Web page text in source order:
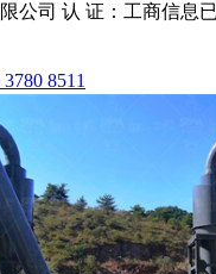
公司 认 证：工商信息
8511